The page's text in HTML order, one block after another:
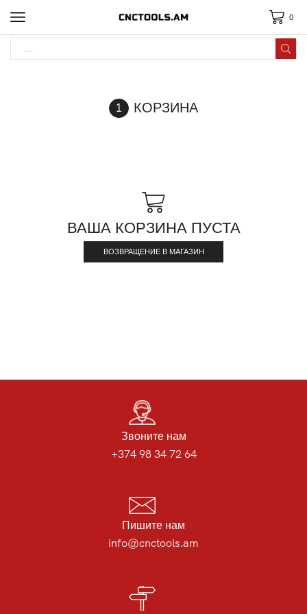
0
КОРЗИНА
ВАША КОРЗИНА ПУСТА
ВОЗВРАЩЕНИЕ В МАГАЗИН
Звоните нам
+374 98 34 72 64
Пишите нам
info@cnctools.am